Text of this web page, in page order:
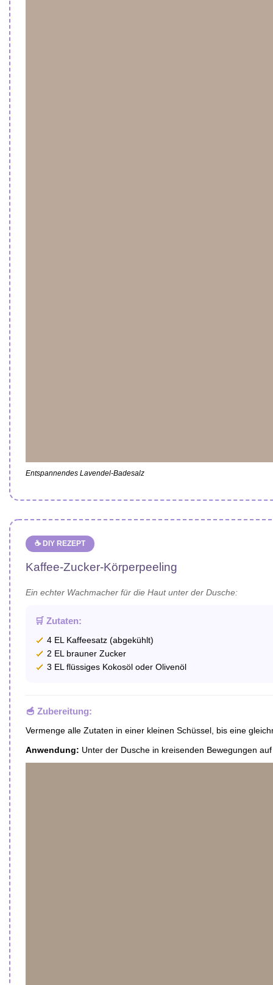
Entspannendes Lavendel-Badesalz
☕ DIY REZEPT
Kaffee-Zucker-Körperpeeling
Ein echter Wachmacher für die Haut unter der Dusche:
🛒 Zutaten:
4 EL Kaffeesatz (abgekühlt)
2 EL brauner Zucker
3 EL flüssiges Kokosöl oder Olivenöl
🥣 Zubereitung:
Vermenge alle Zutaten in einer kleinen Schüssel, bis eine
Anwendung: Unter der Dusche in kreisenden Bewegungen